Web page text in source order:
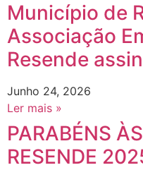
Município de
Associação
Resende
Junho 24, 2026
Ler mais »
PARABÉNS
RESENDE